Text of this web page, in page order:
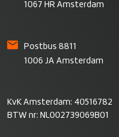
1067 HR Amsterdam
Postbus 8811
1006 JA Amsterdam
KvK Amsterdam: 40516782
BTW nr: NL002739069B01